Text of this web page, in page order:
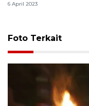
6 April 2023
Foto Terkait